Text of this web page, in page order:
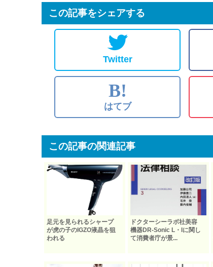
この記事をシェアする
Twitter
B!
はてブ
この記事の関連記事
足元を見られるシャープ
が虎の子のIGZO液晶を狙
われる
ドクターシーラボ社美容
機器DR-Sonic L・Iに関し
て消費者庁が景...